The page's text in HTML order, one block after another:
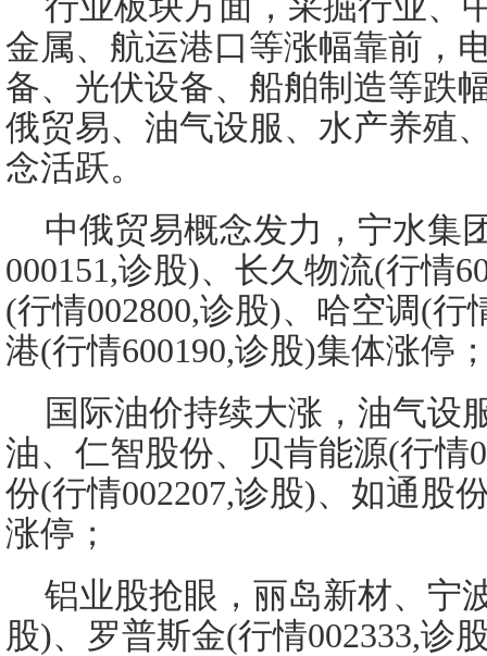
金属、航运港口等涨幅靠前，
备、光伏设备、船舶制造等跌
俄贸易、油气设服、水产养殖
念活跃。
中俄贸易概念发力，宁水集
000151,诊股)、长久物流(行情
(行情002800,诊股)、哈空调(行
港(行情600190,诊股)集体涨停
国际油价持续大涨，油气设
油、仁智股份、贝肯能源(行情
份(行情002207,诊股)、如通股
涨停；
铝业股抢眼，丽岛新材、宁
股)、罗普斯金(行情002333,诊